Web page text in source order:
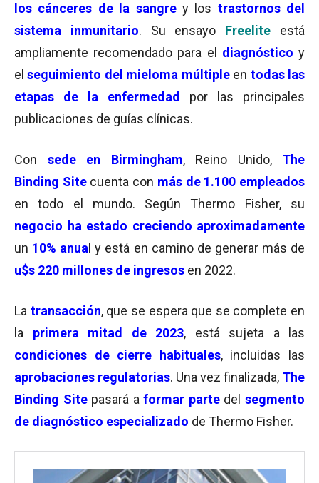
los cánceres de la sangrey los trastornos del
sistema inmunitario. Su ensayo Freelite está
ampliamente recomendado para el diagnóstico y
elseguimiento del mieloma múltiple en todas las
etapas de la enfermedad
por las principales
publicaciones de guías clínicas.
Con sede en Birmingham, Reino Unido,The
Binding Sitecuenta con más de 1.100 empleados
en todo el mundo. Según Thermo Fisher, su
negocio ha estado creciendo aproximadamente
un 10% anua l y está en camino de generar más de
u$s 220 millones de ingresos en 2022.
La transacción, que se espera que se complete en
la primera mitad de 2023, está sujeta a las
condiciones de cierre habituales, incluidas las
aprobaciones regulatorias. Una vez finalizada, The
Binding Sitepasará aformar partedelsegmento
de diagnóstico especializado de Thermo Fisher.